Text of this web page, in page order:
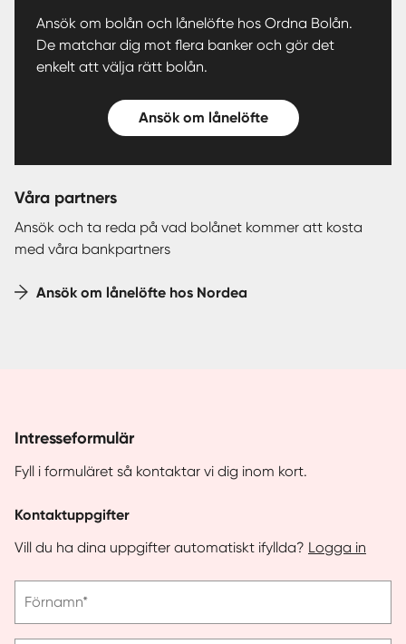
Ansök om bolån och lånelöfte hos Ordna Bolån.
De matchar dig mot flera banker och gör det
enkelt att välja rätt bolån.
Ansök om lånelöfte
Våra partners
Ansök och ta reda på vad bolånet kommer att kosta
med våra bankpartners
Ansök om lånelöfte hos Nordea
Intresseformulär
Fyll i formuläret så kontaktar vi dig inom kort.
Kontaktuppgifter
Vill du ha dina uppgifter automatiskt ifyllda? Logga in
ange
Förnamn*